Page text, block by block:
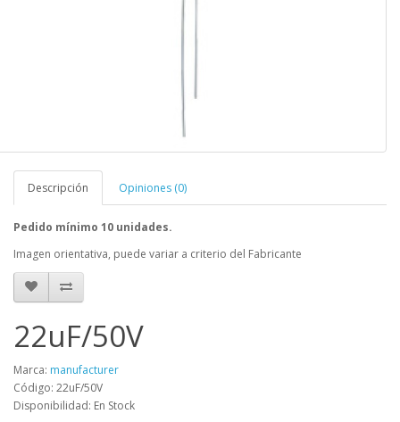
Descripción Opiniones (0)
Pedido mínimo 10 unidades.
Imagen orientativa, puede variar a criterio del Fabricante
22uF/50V
Marca: manufacturer
Código: 22uF/50V
Disponibilidad: En Stock